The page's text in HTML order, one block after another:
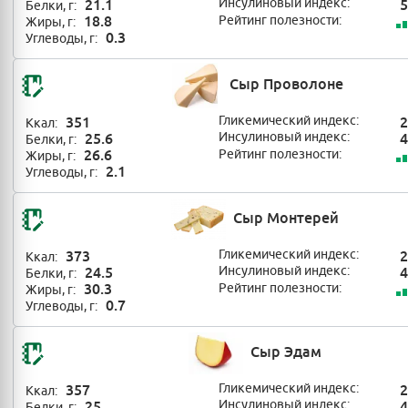
Белки, г: 21.1
Жиры, г: 18.8
Углеводы, г: 0.3
Инсулиновый индекс:
Рейтинг полезности:
Сыр Проволоне
Ккал: 351
Белки, г: 25.6
Жиры, г: 26.6
Углеводы, г: 2.1
Гликемический индекс:
Инсулиновый индекс:
Рейтинг полезности:
Сыр Монтерей
Ккал: 373
Белки, г: 24.5
Жиры, г: 30.3
Углеводы, г: 0.7
Гликемический индекс:
Инсулиновый индекс:
Рейтинг полезности:
Сыр Эдам
Ккал: 357 Гликемический индекс:
Инсулиновый индекс: